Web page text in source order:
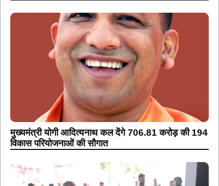
मुख्यमंत्री योगी आदित्यनाथ कल देंगे 706.81 करोड़ की 194
विकास परियोजनाओं की सौगात